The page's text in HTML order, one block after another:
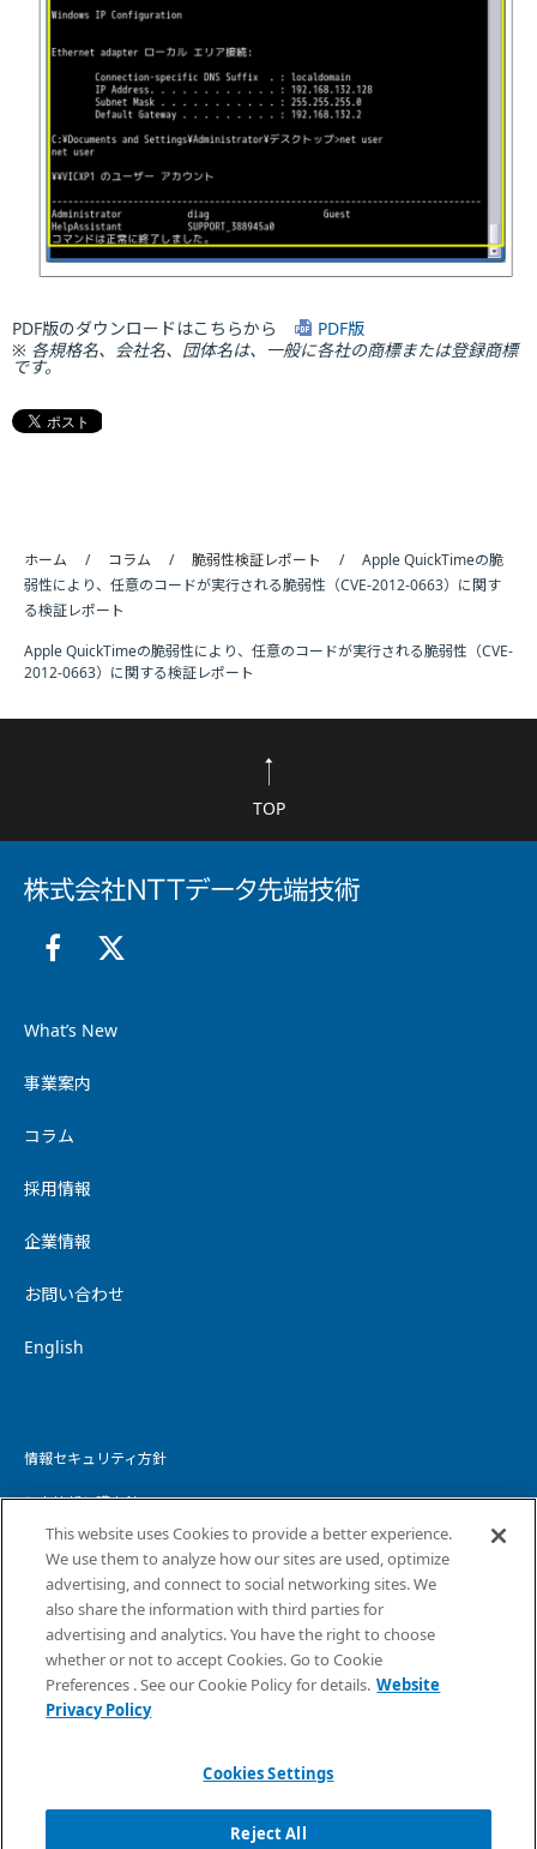
PDF版のダウンロードはこちらから
PDF版
※ 各規格名、会社名、団体名は、一般に各社の商標または登録商標
です。
ホーム コラム 脆弱性検証レポート
Apple QuickTimeの脆
弱性により、任意のコードが実行される脆弱性（CVE-2012-0663）に関す
る検証レポート
Apple QuickTimeの脆弱性により、任意のコードが実行される脆弱性（CVE-
2012-0663）に関する検証レポート
TOP
What’s New
事業案内
コラム
採用情報
企業情報
お問い合わせ
English
情報セキュリティ方針
個人情報保護方針
ウェブサイトプライバシーポリシー
コピーライト・免責事項
サイトマップ
This website uses Cookies to provide a better experience.
We use them to analyze how our sites are used, optimize
advertising, and connect to social networking sites. We
also share the information with third parties for
advertising and analytics. You have the right to choose
whether or not to accept Cookies. Go to Cookie
Preferences . See our Cookie Policy for details. Website
Privacy Policy
Cookies Settings
Reject All